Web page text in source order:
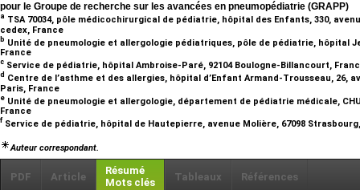
pour le Groupe de recherche sur les avancées en pneumopédiatrie (GRAPP)
a TSA 70034, pôle médicochirurgical de pédiatrie, hôpital des Enfants, 330,
cedex, France
b Unité de pneumologie et allergologie pédiatriques, pôle de pédiatrie, hôpital
France
c Service de pédiatrie, hôpital Ambroise-Paré, 92104 Boulogne-Billancourt,
d Centre de l’asthme et des allergies, hôpital d’Enfant Armand-Trousseau, 26,
Paris, France
e Unité de pneumologie et allergologie, département de pédiatrie médicale,
France
f Service de pédiatrie, hôpital de Hautepierre, avenue Molière, 67098
Auteur correspondant.
PDF Article
Résumé
Mots clés
Tableaux Références